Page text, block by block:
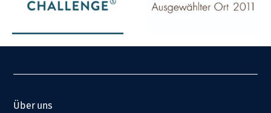
Über uns